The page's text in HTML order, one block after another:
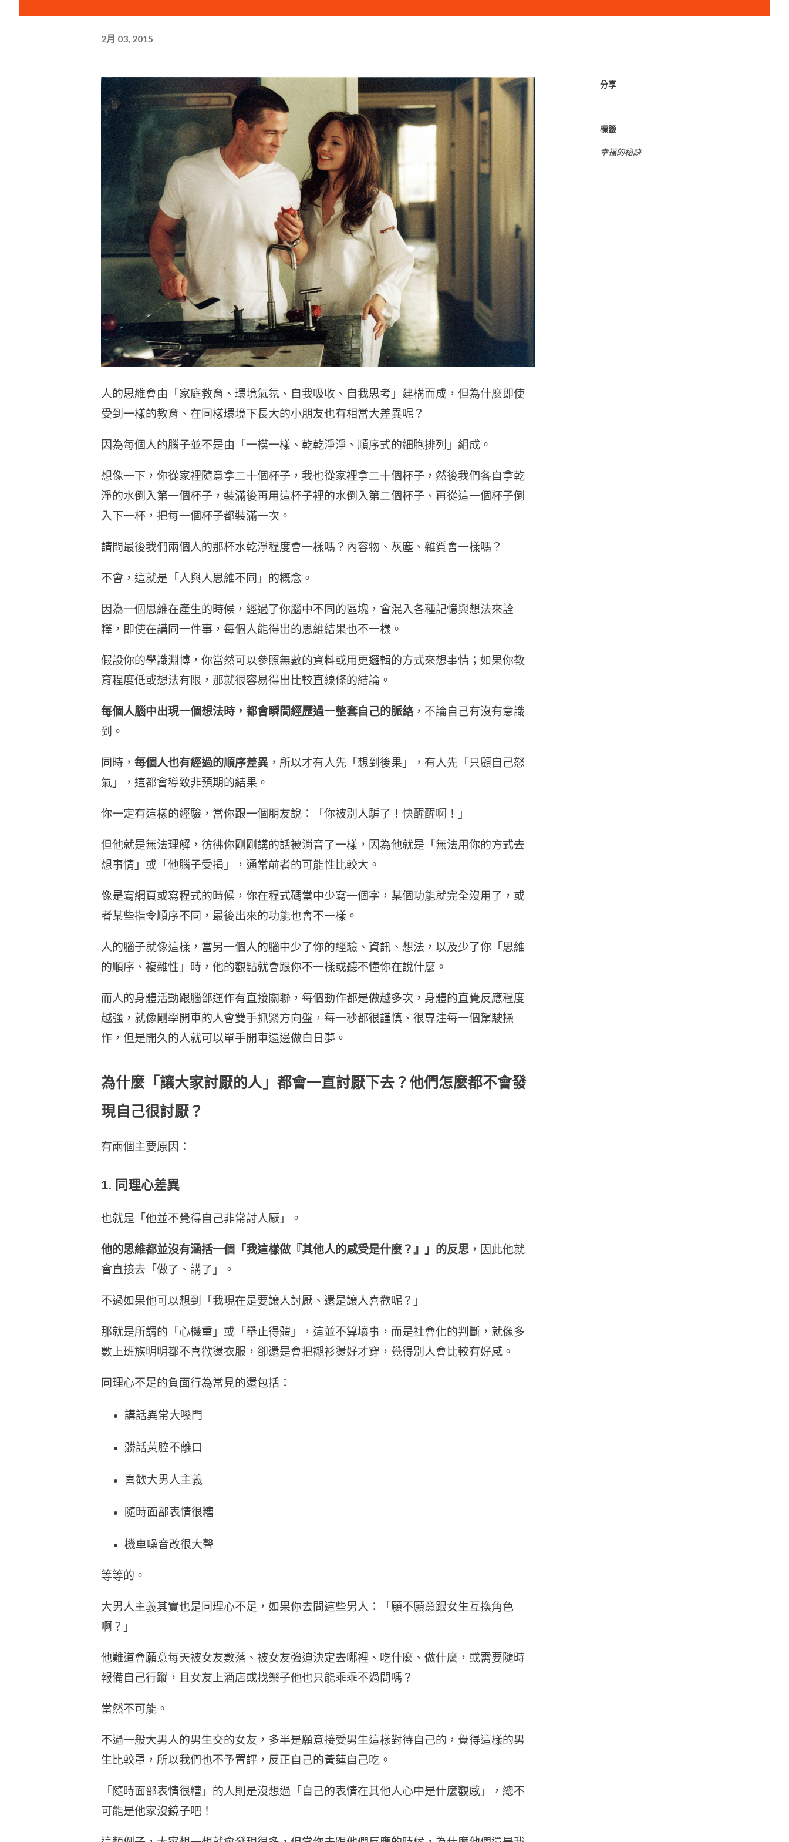
2月 03, 2015
人的思維會由「家庭教育、環境氣氛、自我吸收、自我思考」建構而成，但為什麼即使
受到一樣的教育、在同樣環境下長大的小朋友也有相當大差異呢？
因為每個人的腦子並不是由「一模一樣、乾乾淨淨、順序式的細胞排列」組成。
想像一下，你從家裡隨意拿二十個杯子，我也從家裡拿二十個杯子，然後我們各自拿乾
淨的水倒入第一個杯子，裝滿後再用這杯子裡的水倒入第二個杯子、再從這一個杯子倒
入下一杯，把每一個杯子都裝滿一次。
請問最後我們兩個人的那杯水乾淨程度會一樣嗎？內容物、灰塵、雜質會一樣嗎？
不會，這就是「人與人思維不同」的概念。
因為一個思維在產生的時候，經過了你腦中不同的區塊，會混入各種記憶與想法來詮
釋，即使在講同一件事，每個人能得出的思維結果也不一樣。
假設你的學識淵博，你當然可以參照無數的資料或用更邏輯的方式來想事情；如果你教
育程度低或想法有限，那就很容易得出比較直線條的結論。
每個人腦中出現一個想法時，都會瞬間經歷過一整套自己的脈絡，不論自己有沒有意識
到。
同時， 每個人也有經過的順序差異 ，所以才有人先「想到後果」，有人先「只顧自己怒
氣」，這都會導致非預期的結果。
你一定有這樣的經驗，當你跟一個朋友說：「你被別人騙了！快醒醒啊！」
但他就是無法理解，彷彿你剛剛講的話被消音了一樣，因為他就是「無法用你的方式去
想事情」或「他腦子受損」，通常前者的可能性比較大。
像是寫網頁或寫程式的時候，你在程式碼當中少寫一個字，某個功能就完全沒用了，或
者某些指令順序不同，最後出來的功能也會不一樣。
人的腦子就像這樣，當另一個人的腦中少了你的經驗、資訊、想法，以及少了你「思維
的順序、複雜性」時，他的觀點就會跟你不一樣或聽不懂你在說什麼。
而人的身體活動跟腦部運作有直接關聯，每個動作都是做越多次，身體的直覺反應程度
越強，就像剛學開車的人會雙手抓緊方向盤，每一秒都很謹慎、很專注每一個駕駛操
作，但是開久的人就可以單手開車還邊做白日夢。
為什麼「讓大家討厭的人」都會一直討厭下去？他們怎麼都不會發
現自己很討厭？
有兩個主要原因：
1. 同理心差異
也就是「他並不覺得自己非常討人厭」。
他的思維都並沒有涵括一個「我這樣做『其他人的感受是什麼？』」的反思 ，因此他就
會直接去「做了、講了」。
不過如果他可以想到「我現在是要讓人討厭、還是讓人喜歡呢？」
那就是所謂的「心機重」或「舉止得體」，這並不算壞事，而是社會化的判斷，就像多
數上班族明明都不喜歡燙衣服，卻還是會把襯衫燙好才穿，覺得別人會比較有好感。
同理心不足的負面行為常見的還包括：
講話異常大嗓門
髒話黃腔不離口
喜歡大男人主義
隨時面部表情很糟
機車噪音改很大聲
等等的。
大男人主義其實也是同理心不足，如果你去問這些男人：「願不願意跟女生互換角色
啊？」
他難道會願意每天被女友數落、被女友強迫決定去哪裡、吃什麼、做什麼，或需要隨時
報備自己行蹤，且女友上酒店或找樂子他也只能乖乖不過問嗎？
當然不可能。
不過一般大男人的男生交的女友，多半是願意接受男生這樣對待自己的，覺得這樣的男
生比較罩，所以我們也不予置評，反正自己的黃蓮自己吃。
「隨時面部表情很糟」的人則是沒想過「自己的表情在其他人心中是什麼觀感」，總不
可能是他家沒鏡子吧！
分享
標籤
幸福的秘訣